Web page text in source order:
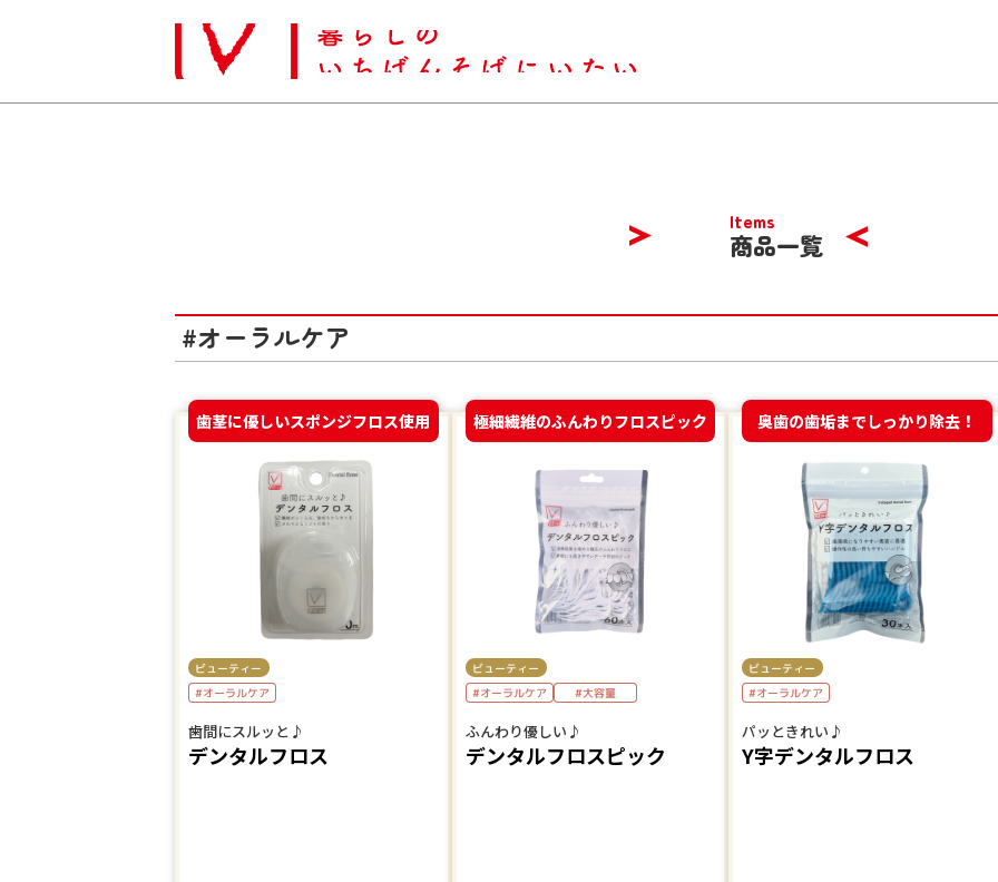
Items
商品一覧
#オーラルケア
歯茎に優しいスポンジフロス使用
ビューティー
#オーラルケア
歯間にスルッと♪
デンタルフロス
極細繊維のふんわりフロスピック
ビューティー
#オーラルケア #大容量
ふんわり優しい♪
デンタルフロスピック
奥歯の歯垢までしっかり除去！
ビューティー
#オーラルケア
パッときれい♪
Y字デンタルフロス